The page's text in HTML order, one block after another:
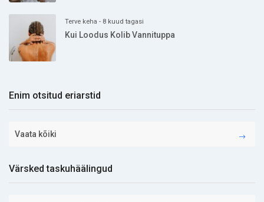
Terve keha - 8 kuud tagasi
Kui Loodus Kolib Vannituppa
Enim otsitud eriarstid
Vaata kõiki
Värsked taskuhäälingud